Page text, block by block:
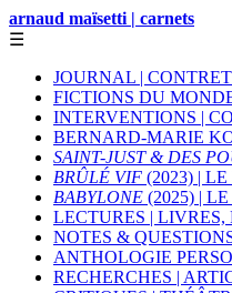
arnaud maïsetti | carnets
☰
JOURNAL |
FICTIONS DU
INTERVENTIONS |
BERNARD-MARIE
SAINT-JUST & DES
BRÛLÉ VIF (2023) |
BABYLONE (2025) |
LECTURES | LIVRES,
NOTES &
ANTHOLOGIE
RECHERCHES |